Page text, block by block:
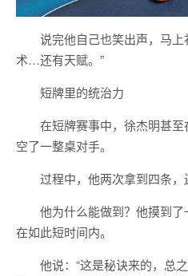
说完他自己也笑出声，马
术…还有天赋。”
短牌里的统治力
在短牌赛事中，徐杰明甚
空了一整桌对手。
过程中，他两次拿到四条，
他为什么能做到？他摸到
在如此短时间内。
他说：“这是秘诀来的，总